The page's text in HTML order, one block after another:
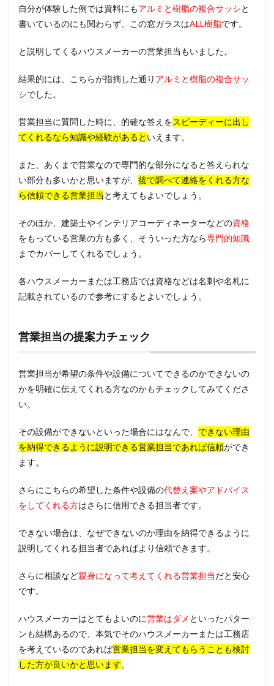
自分が体験した例では資料にもアルミと樹脂の複合サッシと
書いているのにも関わらず、この窓ガラスはALL樹脂です。
と説明してくるハウスメーカーの営業担当もいました。
結果的には、こちらが指摘した通り アルミと樹脂の複合サッ
シでした。
営業担当に質問した時に、的確な答えをスピーディーに出し
てくれるなら知識や経験があると いえます。
また、あくまで営業なので専門的な部分になると答えられな
い部分も多いかと思いますが、 後で調べて連絡をくれる方な
ら信頼できる営業担当 と考えてもよいでしょう。
そのほか、建築士やインテリアコーディネーターなどの資格
をもっている営業の方も多く、そういった方なら専門的知識
までカバーしてくれるでしょう。
各ハウスメーカーまたは工務店では資格などは名刺や名札に
記載されているので参考にするとよいでしょう。
営業担当の提案力チェック
営業担当が希望の条件や設備についてできるのかできないの
かを明確に伝えてくれる方なのかもチェックしてみてくださ
い。
その設備ができないといった場合にはなんで、 できない理由
を納得できるように説明できる営業担当であれば信頼ができ
ます。
さらにこちらの希望した条件や設備の代替え案やアドバイス
をしてくれる方はさらに信用できる担当者です。
できない場合は、なぜできないのか理由を納得できるように
説明してくれる担当者であればより信頼できます。
さらに相談など親身になって考えてくれる営業担当だと安心
です。
ハウスメーカーはとてもよいのに営業はダメ といったパター
ンも結構あるので、本気でそのハウスメーカーまたは工務店
を考えているのであれば営業担当を変えてもらうことも検討
した方が良いかと思います。